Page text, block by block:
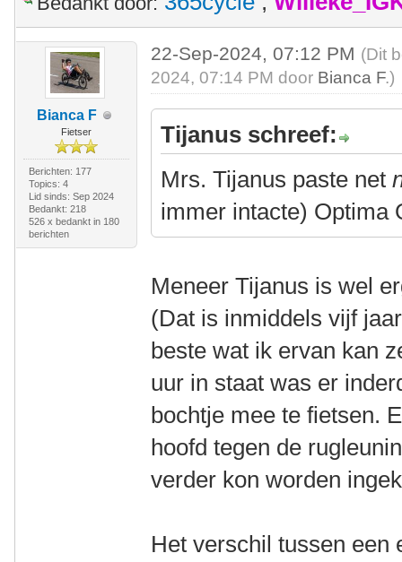
Bianca F
Fietser
Berichten: 177
Topics: 4
Lid sinds: Sep 2024
Bedankt: 218
526 x bedankt in 180
berichten
22-Sep-2024, 07:12 PM (Dit
2024, 07:14 PM door Bianca F.)
Tijanus schreef:
Mrs. Tijanus paste net
immer intacte) Optima
Meneer Tijanus is wel
(Dat is inmiddels vijf
beste wat ik ervan kan
uur in staat was er
bochtje mee te fietsen.
hoofd tegen de
verder kon worden
Het verschil tussen een